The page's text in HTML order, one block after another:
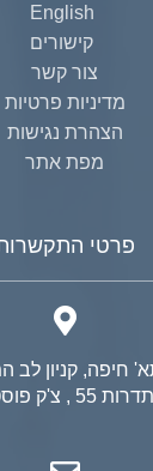
English
קישורים
צור קשר
מדיניות פרטיות
הצהרת נגישות
מפת אתר
פרטי
חיפה, קניון
צ'ק פוסט, חיפה